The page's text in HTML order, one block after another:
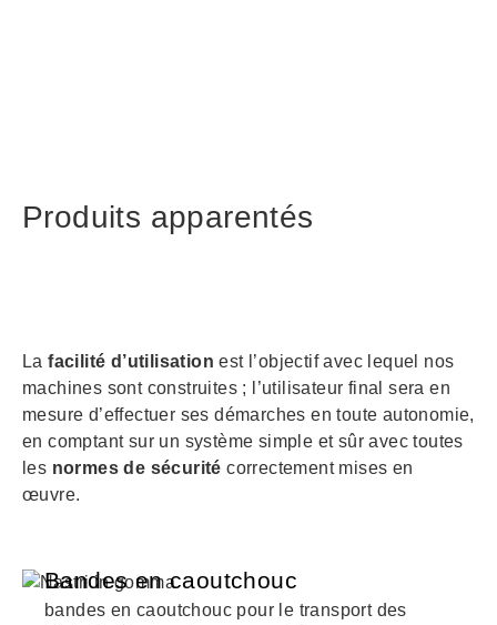
Bandes en caoutchouc
bandes en caoutchouc pour le transport des
Produits apparentés
Lafacilité d’utilisation est l’objectif avec lequel nos
machines sont construites ; l’utilisateur final sera en
mesure d’effectuer ses démarches en toute autonomie,
en comptant sur un système simple et sûr avec toutes
les normes de sécurité correctement mises en
œuvre.